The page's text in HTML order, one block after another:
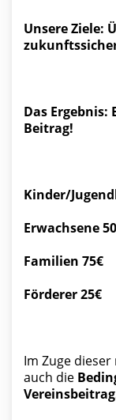
Unsere Ziele:
Das
Beitrag!
Kinder/
Erwachsene
Familien 75€
Förderer 25€
Im Zuge
auch die